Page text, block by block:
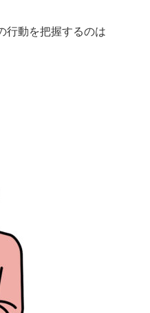
行動を把握するのは